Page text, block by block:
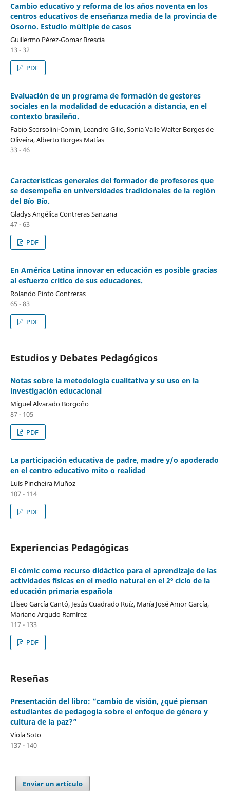
Cambio educativo y reforma de los años noventa en los
centros educativos de enseñanza media de la provincia de
Osorno. Estudio múltiple de casos
Guillermo Pérez-Gomar Brescia
13 - 32
PDF
Evaluación de un programa de formación de gestores
sociales en la modalidad de educación a distancia, en el
contexto brasileño.
Fabio Scorsolini-Comin, Leandro Gilio, Sonia Valle Walter Borges de
Oliveira, Alberto Borges Matías
33 - 46
Características generales del formador de profesores que
se desempeña en universidades tradicionales de la región
del Bío Bío.
Gladys Angélica Contreras Sanzana
47 - 63
PDF
En América Latina innovar en educación es posible gracias
al esfuerzo crítico de sus educadores.
Rolando Pinto Contreras
65 - 83
PDF
Estudios y Debates Pedagógicos
Notas sobre la metodología cualitativa y su uso en la
investigación educacional
Miguel Alvarado Borgoño
87 - 105
PDF
La participación educativa de padre, madre y/o apoderado
en el centro educativo mito o realidad
Luís Pincheira Muñoz
107 - 114
PDF
Experiencias Pedagógicas
El cómic como recurso didáctico para el aprendizaje de las
actividades físicas en el medio natural en el 2º ciclo de la
educación primaria española
Eliseo García Cantó, Jesús Cuadrado Ruíz, María José Amor García,
Mariano Argudo Ramírez
117 - 133
PDF
Reseñas
Presentación del libro: “cambio de visión, ¿qué piensan
estudiantes de pedagogía sobre el enfoque de género y
cultura de la paz?”
Viola Soto
137 - 140
Enviar un artículo